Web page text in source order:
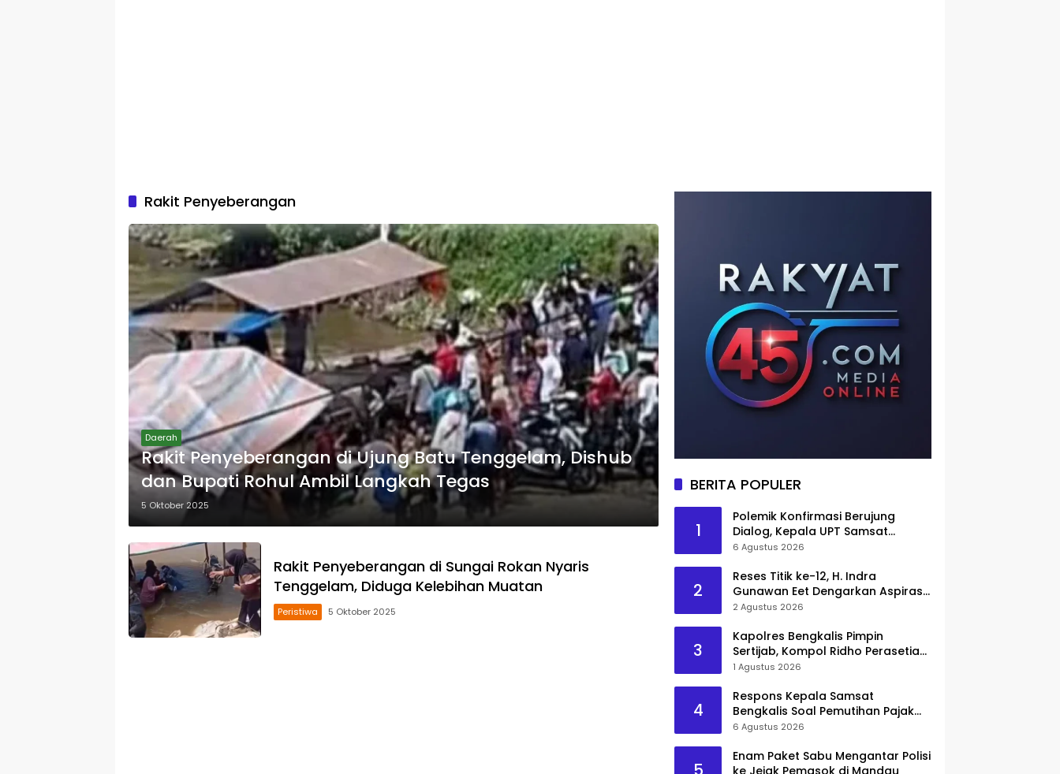
Rakit Penyeberangan
Daerah
Rakit Penyeberangan di Ujung Batu Tenggelam, Dishub
dan Bupati Rohul Ambil Langkah Tegas
5 Oktober 2025
Rakit Penyeberangan di Sungai Rokan Nyaris
Tenggelam, Diduga Kelebihan Muatan
Peristiwa 5 Oktober 2025
BERITA POPULER
1
Polemik Konfirmasi Berujung
Dialog, Kepala UPT Samsat
Bengkalis Minta Maaf
6 Agustus 2026
2
Reses Titik ke-12, H. Indra
Gunawan Eet Dengarkan Aspirasi
Senggoro
2 Agustus 2026
3
Kapolres Bengkalis Pimpin
Sertijab, Kompol Ridho Perasetia
Jadi Wakapolres
1 Agustus 2026
4
Respons Kepala Samsat
Bengkalis Soal Pemutihan Pajak
Disorot
6 Agustus 2026
Enam Paket Sabu Mengantar Polisi
ke Jejak Pemasok di Mandau